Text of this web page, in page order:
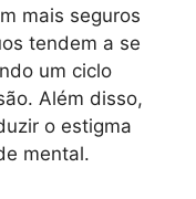
mais seguros
tendem a se
um ciclo
Além disso,
o estigma
mental.